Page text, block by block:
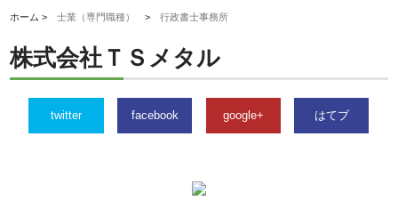
ホーム >士業（専門職種） >行政書士事務所
株式会社ＴＳメタル
twitter facebook google+ はてブ